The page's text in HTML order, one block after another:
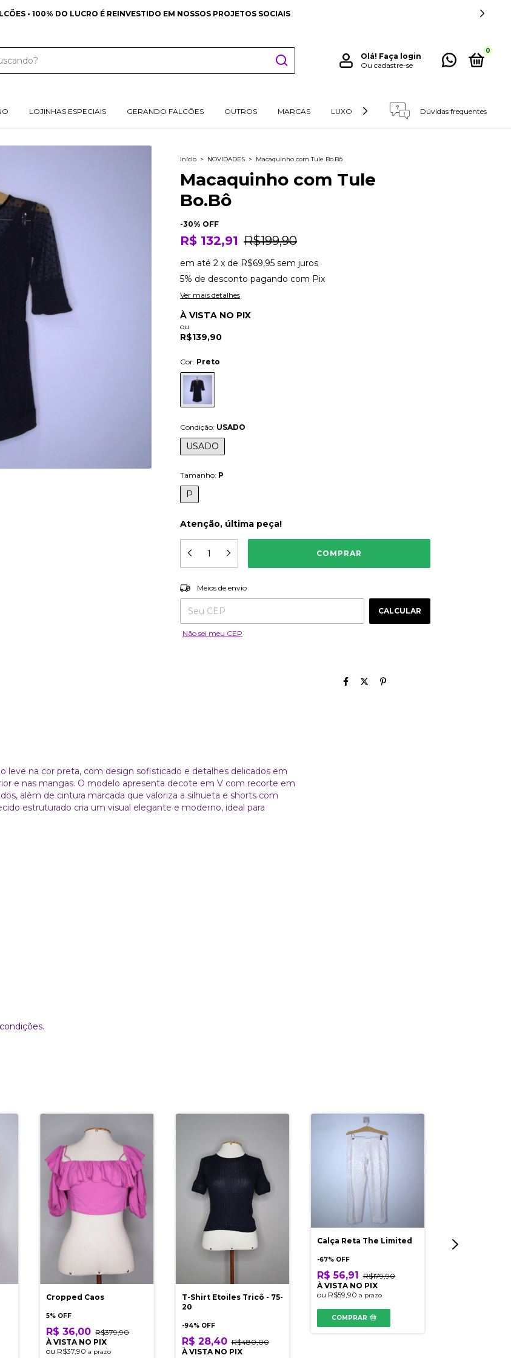
FRETE GRÁTIS NAS COMPRAS ACIMA DE 349 REAIS PARA SUL E SUDESTE
Olá! Faça login
Ou cadastre-se
0
LOJINHAS ESPECIAIS GERANDO FALCÕES OUTROS MARCAS LUXO RETIRADAS E DEVOLUÇÕES
Dúvidas frequentes
Início > NOVIDADES > Macaquinho com Tule Bo.Bô
Macaquinho com Tule
Bo.Bô
-30% OFF
R$ 132,91 R$199,90
em até 2 x de R$69,95 sem juros
5% de desconto pagando com Pix
Ver mais detalhes
À VISTA NO PIX
ou
R$139,90
Cor: Preto
Condição: USADO
USADO
Tamanho: P
P
Atenção, última peça!
Entregas para o CEP:
Meios de envio
CALCULAR
Não sei meu CEP
leve na cor preta, com design sofisticado e detalhes delicados em
e nas mangas. O modelo apresenta decote em V com recorte em
além de cintura marcada que valoriza a silhueta e shorts com
estruturado cria um visual elegante e moderno, ideal para
Cropped Caos
5% OFF
R$ 36,00 R$379,90
À VISTA NO PIX
ou R$37,90a prazo
T-Shirt Etoiles Tricô - 75-
20
-94% OFF
R$ 28,40 R$480,00
À VISTA NO PIX
Calça Reta The Limited
-67% OFF
R$ 56,91 R$179,90
À VISTA NO PIX
ou R$59,90 a prazo
COMPRAR
Calça Le Lis